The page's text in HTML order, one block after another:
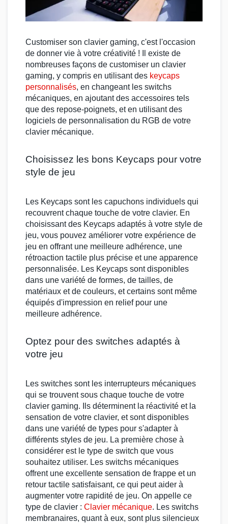
Customiser son clavier gaming, c'est l'occasion
de donner vie à votre créativité ! Il existe de
nombreuses façons de customiser un clavier
gaming, y compris en utilisant des keycaps
personnalisés, en changeant les switchs
mécaniques, en ajoutant des accessoires tels
que des repose-poignets, et en utilisant des
logiciels de personnalisation du RGB de votre
clavier mécanique.
Choisissez les bons Keycaps pour votre
style de jeu
Les Keycaps sont les capuchons individuels qui
recouvrent chaque touche de votre clavier. En
choisissant des Keycaps adaptés à votre style de
jeu, vous pouvez améliorer votre expérience de
jeu en offrant une meilleure adhérence, une
rétroaction tactile plus précise et une apparence
personnalisée. Les Keycaps sont disponibles
dans une variété de formes, de tailles, de
matériaux et de couleurs, et certains sont même
équipés d'impression en relief pour une
meilleure adhérence.
Optez pour des switches adaptés à
votre jeu
Les switches sont les interrupteurs mécaniques
qui se trouvent sous chaque touche de votre
clavier gaming. Ils déterminent la réactivité et la
sensation de votre clavier, et sont disponibles
dans une variété de types pour s'adapter à
différents styles de jeu. La première chose à
considérer est le type de switch que vous
souhaitez utiliser. Les switchs mécaniques
offrent une excellente sensation de frappe et un
retour tactile satisfaisant, ce qui peut aider à
augmenter votre rapidité de jeu. On appelle ce
type de clavier : Clavier mécanique. Les switchs
membranaires, quant à eux, sont plus silencieux